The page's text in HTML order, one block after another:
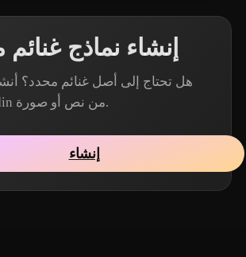
إنشاء نماذج
هل تحتاج إلى أصل غنائم محدد؟
Hyper3D Rodin من نص أو صورة.
إنشاء